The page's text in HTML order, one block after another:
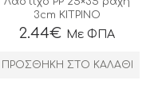
3cm ΚΙΤΡΙΝΟ
2.44€ Με ΦΠΑ
ΠΡΟΣΘΉΚΗ ΣΤΟ ΚΑΛΆΘΙ